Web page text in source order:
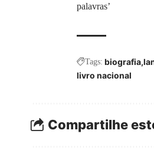
palavras’
Tags: biografia
livro nacional
Compartilhe